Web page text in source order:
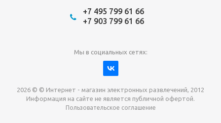
+7 495 799 61 66
+7 903 799 61 66
Мы в социальных сетях:
2026 © © Интернет - магазин электронных развлечений, 2012
Информация на сайте не является публичной офертой.
Пользовательское соглашение